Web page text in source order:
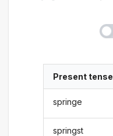
Present tense
springe
springst